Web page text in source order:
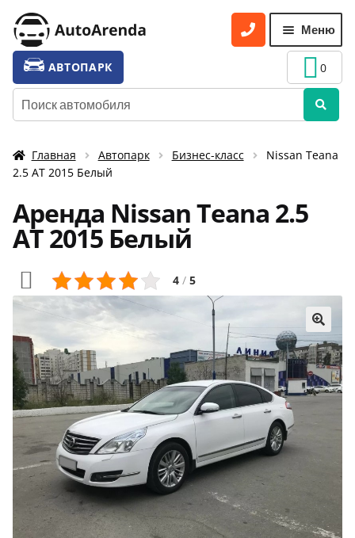
Перейти
к
навигации
Перейти
к
содержимому
Меню
УСЛУГИ
меню
ТАРИФЫ
УСЛОВИЯ АРЕНДЫ
АКЦИИ
АВТОПАРК
Искать:
0
Главная Автопарк Бизнес-класс
Nissan Teana
2.5 АТ 2015 Белый
Аренда Nissan Teana 2.5
АТ 2015 Белый
4 / 5
🔍